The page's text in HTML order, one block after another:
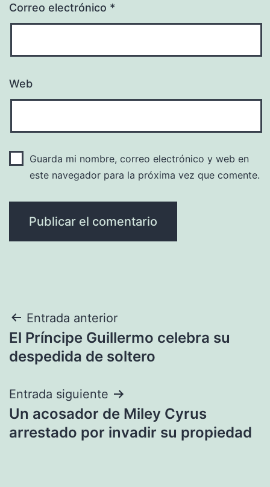
Correo electrónico *
Web
Guarda mi nombre, correo electrónico y web en
este navegador para la próxima vez que comente.
Navegación
de
Entrada anterior
El Príncipe Guillermo celebra su
despedida de soltero
Entrada siguiente
Un acosador de Miley Cyrus
arrestado por invadir su propiedad